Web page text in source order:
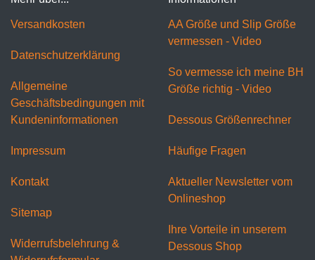
Versandkosten
Datenschutzerklärung
Allgemeine
Geschäftsbedingungen mit
Kundeninformationen
Impressum
Kontakt
Sitemap
Widerrufsbelehrung &
AA Größe und Slip Größe
vermessen - Video
So vermesse ich meine BH
Größe richtig - Video
Dessous Größenrechner
Häufige Fragen
Aktueller Newsletter vom
Onlineshop
Ihre Vorteile in unserem
Dessous Shop